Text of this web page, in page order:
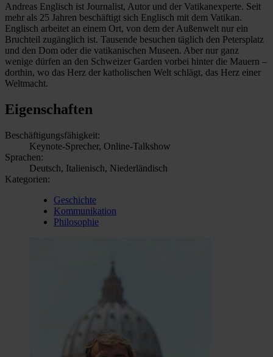
Andreas Englisch ist Journalist, Autor und der Vatikanexperte. Seit
mehr als 25 Jahren beschäftigt sich Englisch mit dem Vatikan.
Englisch arbeitet an einem Ort, von dem der Außenwelt nur ein
Bruchteil zugänglich ist. Tausende besuchen täglich den Petersplatz
und den Dom oder die vatikanischen Museen. Aber nur ganz
wenige dürfen an den Schweizer Garden vorbei hinter die Mauern –
dorthin, wo das Herz der katholischen Welt schlägt, das Herz einer
Weltmacht.
Eigenschaften
Beschäftigungsfähigkeit:
Keynote-Sprecher, Online-Talkshow
Sprachen:
Deutsch, Italienisch, Niederländisch
Kategorien:
Geschichte
Kommunikation
Philosophie